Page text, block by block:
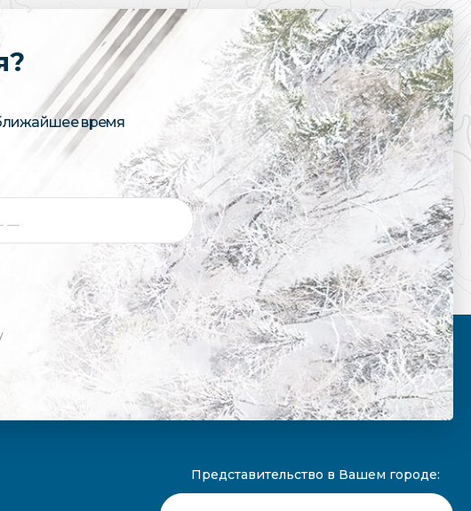
время
Представительство в Вашем городе: